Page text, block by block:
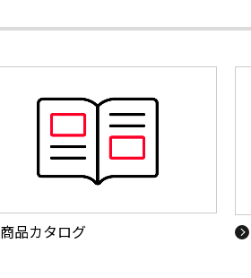
商品カタログ